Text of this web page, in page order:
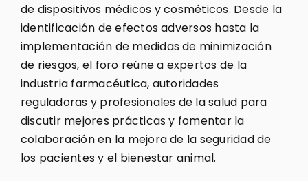
de dispositivos médicos y cosméticos. Desde la
identificación de efectos adversos hasta la
implementación de medidas de minimización
de riesgos, el foro reúne a expertos de la
industria farmacéutica, autoridades
reguladoras y profesionales de la salud para
discutir mejores prácticas y fomentar la
colaboración en la mejora de la seguridad de
los pacientes y el bienestar animal.